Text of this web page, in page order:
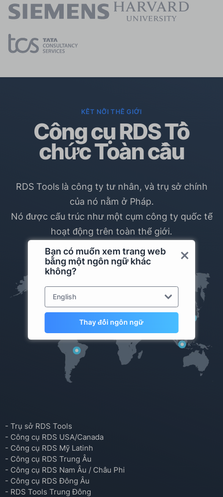
Bạn có muốn xem trang web
bằng một ngôn ngữ khác
không?
English
Thay đổi ngôn ngữ
KẾT NỐI THẾ GIỚI
Công cụ RDS Tổ
chức Toàn cầu
RDS Tools là công ty tư nhân, và trụ sở chính
của nó nằm ở Pháp.
Nó được cấu trúc như một cụm công ty quốc tế
hoạt động trên toàn thế giới.
- Trụ sở RDS Tools
- Công cụ RDS USA/Canada
- Công cụ RDS Mỹ Latinh
- Công cụ RDS Trung Âu
- Công cụ RDS Nam Âu / Châu Phi
- Công cụ RDS Đông Âu
- RDS Tools Trung Đông